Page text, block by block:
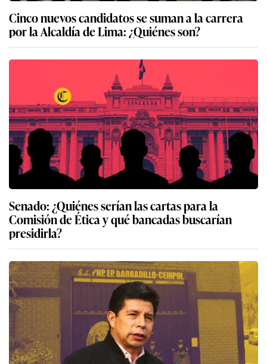
Cinco nuevos candidatos se suman a la carrera
por la Alcaldía de Lima: ¿Quiénes son?
Senado: ¿Quiénes serían las cartas para la
Comisión de Ética y qué bancadas buscarían
presidirla?